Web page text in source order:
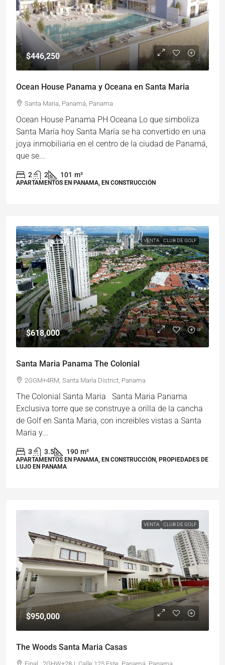
$446,250
Ocean House Panama y Oceana en Santa Maria
Santa Maria, Panamá, Panama
Ocean House Panama PH Oceana Lo que simboliza
Santa María hoy Santa María se ha convertido en una
joya inmobiliaria en el centro de la ciudad de Panamá,
que se...
2 2 101 m²
APARTAMENTOS EN PANAMA, EN CONSTRUCCIÓN
VENTA CLUB DE GOLF
$618,000
Santa Maria Panama The Colonial
2GGM+4RM, Santa María District, Panama
The Colonial Santa Maria Santa Maria Panama
Exclusiva torre que se construye a orilla de la cancha
de Golf en Santa Maria, con increibles vistas a Santa
Maria y...
3 3.5 190 m²
APARTAMENTOS EN PANAMA, EN CONSTRUCCIÓN, PROPIEDADES DE
LUJO EN PANAMA
VENTA CLUB DE GOLF
$950,000
The Woods Santa Maria Casas